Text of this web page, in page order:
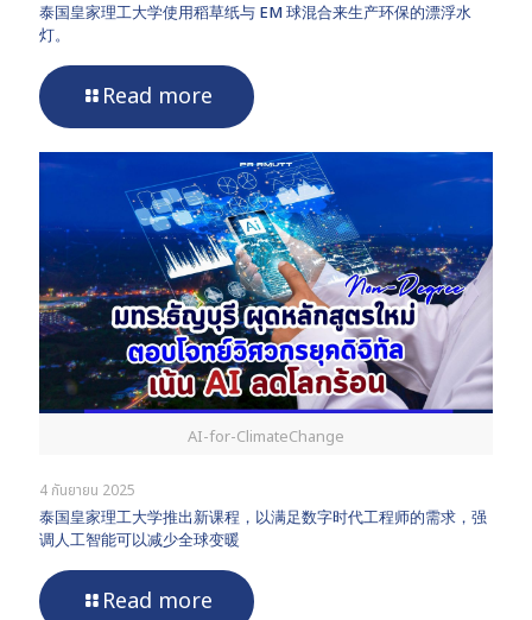
泰国皇家理工大学使用稻草纸与 EM 球混合来生产环保的漂浮水
灯。
Read more
AI-for-ClimateChange
4 กันยายน 2025
泰国皇家理工大学推出新课程，以满足数字时代工程师的需求，强
调人工智能可以减少全球变暖
Read more